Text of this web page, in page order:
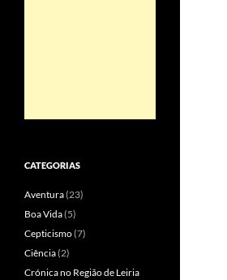
CATEGORIAS
Aventura(23)
Boa Vida(5)
Cepticismo(7)
Ciência(2)
Crónica no Região de Leiria